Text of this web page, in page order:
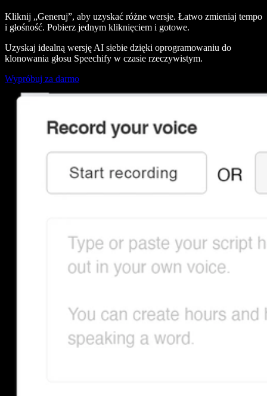
Kliknij „Generuj”, aby uzyskać różne wersje. Łatwo zmieniaj tempo
i głośność. Pobierz jednym kliknięciem i gotowe.
Uzyskaj idealną wersję AI siebie dzięki oprogramowaniu do
klonowania głosu Speechify w czasie rzeczywistym.
Wypróbuj za darmo